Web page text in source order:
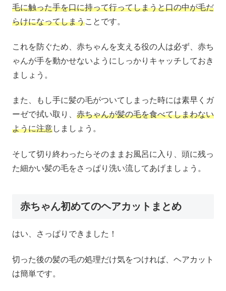
毛に触った手を口に持って行ってしまうと口の中が毛だ
らけになってしまうことです。
これを防ぐため、赤ちゃんを支える役の人は必ず、赤ち
ゃんが手を動かせないようにしっかりキャッチしておき
ましょう。
また、もし手に髪の毛がついてしまった時には素早くガ
ーゼで拭い取り、 赤ちゃんが髪の毛を食べてしまわない
ように注意しましょう。
そして切り終わったらそのままお風呂に入り、頭に残っ
た細かい髪の毛をさっぱり洗い流してあげましょう。
赤ちゃん初めてのヘアカットまとめ
はい、さっぱりできました！
切った後の髪の毛の処理だけ気をつければ、ヘアカット
は簡単です。